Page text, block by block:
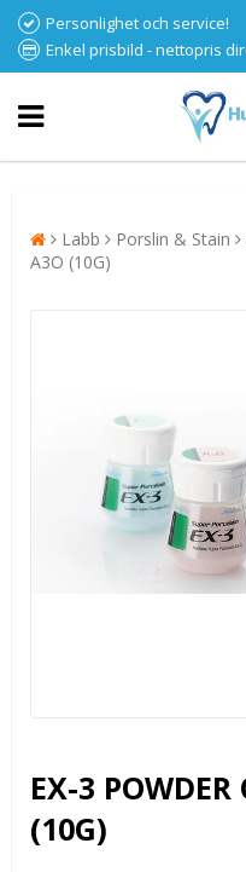
Personlighet och service!
Enkel prisbild - nettopris
Labb Porslin & Stain
A3O (10G)
EX-3
(10G)